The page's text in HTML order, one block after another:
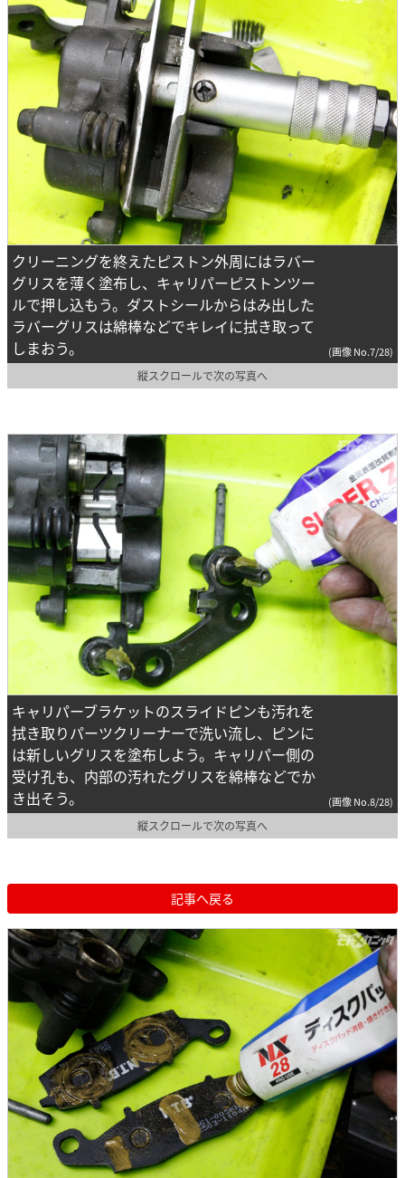
クリーニングを終えたピストン外周にはラバー
グリスを薄く塗布し、キャリパーピストンツー
ルで押し込もう。ダストシールからはみ出した
ラバーグリスは綿棒などでキレイに拭き取って
しまおう。
(画像 No.7/28)
縦スクロールで次の写真へ
キャリパーブラケットのスライドピンも汚れを
拭き取りパーツクリーナーで洗い流し、ピンに
は新しいグリスを塗布しよう。キャリパー側の
受け孔も、内部の汚れたグリスを綿棒などでか
き出そう。
(画像 No.8/28)
縦スクロールで次の写真へ
記事へ戻る